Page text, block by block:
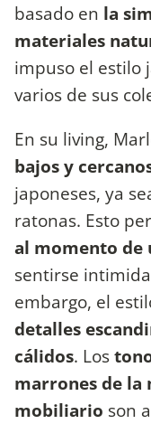
basado en la
materiales
impuso el estilo
varios de sus
En su living,
bajos y
japoneses, ya
ratonas. Esto
al momento de
sentirse
embargo, el
detalles
cálidos. Los
marrones de la
mobiliario son